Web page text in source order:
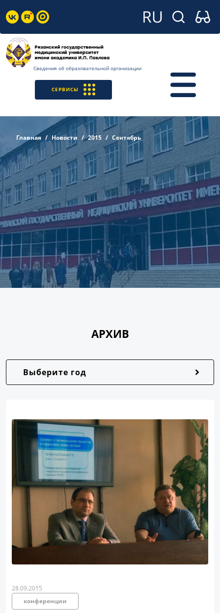
Сведения об образовательной организации
СЕРВИСЫ
Главная Новости 2015 Сентябрь
АРХИВ
Выберите год
28.09.2015
конференции